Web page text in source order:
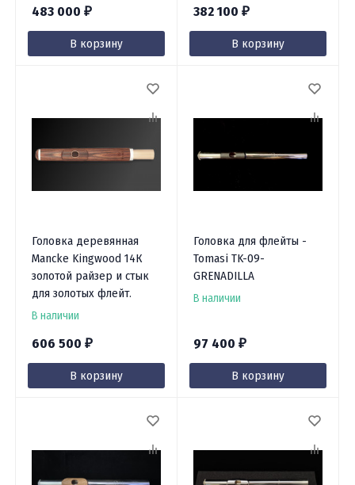
483 000 ₽
В корзину
382 100 ₽
В корзину
Головка деревянная
Mancke Kingwood 14К
золотой райзер и стык
для золотых флейт.
В наличии
606 500 ₽
В корзину
Головка для флейты -
Tomasi TK-09-
GRENADILLA
В наличии
97 400 ₽
В корзину